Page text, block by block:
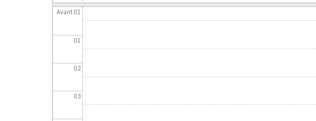
Avant 01
01
02
03